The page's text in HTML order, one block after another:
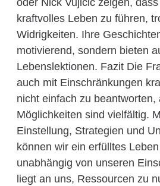
oder Nick Vujicic zeigen,
kraftvolles Leben zu führen,
Widrigkeiten. Ihre
motivierend, sondern bieten
Lebenslektionen. Fazit Die
auch mit Einschränkungen
nicht einfach zu beantworten,
Möglichkeiten sind vielfältig.
Einstellung, Strategien und
können wir ein erfülltes
unabhängig von unseren
liegt an uns, Ressourcen zu